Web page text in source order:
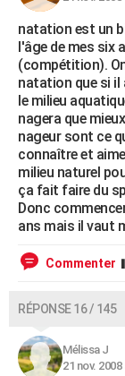
natation est un
l'âge de mes six
(compétition).
natation que si il
le milieu
nagera que
nageur sont ce
connaître et
milieu naturel
ça fait faire du
Donc
ans mais il vaut
Commenter
RÉPONSE 16 / 145
Mélissa J
21 nov. 2008